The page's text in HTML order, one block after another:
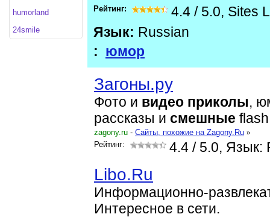
humorland
24smile
Рейтинг: 4.4 / 5.0, Sites
Язык: Russian
: юмор
Загоны.ру
Фото и видео приколы,
рассказы и смешные
zagony.ru - Cайты, похожие на Zagony.Ru »
Рейтинг:
4.4 / 5.0, Язык:
Libo.Ru
Информационно-
Интересное в сети.